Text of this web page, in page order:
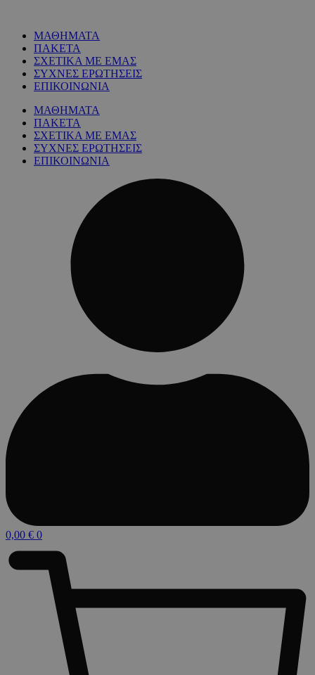
ΜΑΘΗΜΑΤΑ
ΠΑΚΕΤΑ
ΣΧΕΤΙΚΑ ΜΕ ΕΜΑΣ
ΣΥΧΝΕΣ ΕΡΩΤΗΣΕΙΣ
ΕΠΙΚΟΙΝΩΝΙΑ
ΜΑΘΗΜΑΤΑ
ΠΑΚΕΤΑ
ΣΧΕΤΙΚΑ ΜΕ ΕΜΑΣ
ΣΥΧΝΕΣ ΕΡΩΤΗΣΕΙΣ
ΕΠΙΚΟΙΝΩΝΙΑ
0,00 € 0